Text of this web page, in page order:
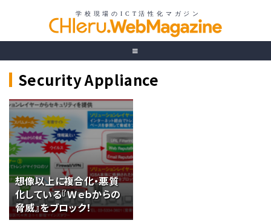
Security Appliance
想像以上に複合化・悪質
化している『Ｗｅｂからの
脅威』をブロック！